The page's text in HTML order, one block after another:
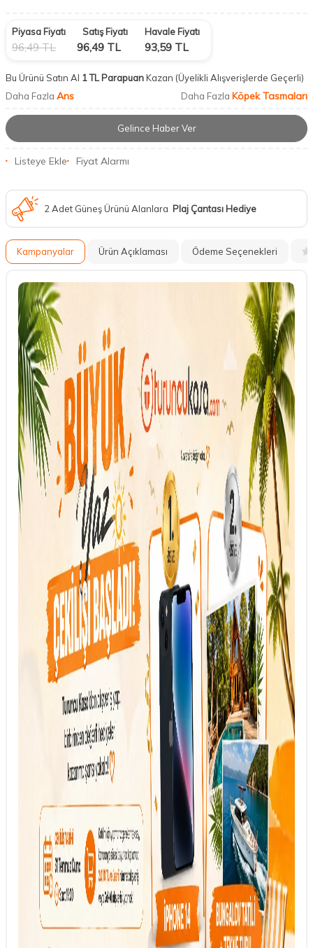
Piyasa Fiyatı
96,49TL
Satış Fiyatı
96,49 TL
Havale Fiyatı
93,59 TL
Bu Ürünü Satın Al 1 TL ParapuanKazan (Üyelikli Alışverişlerde Geçerli)
Daha Fazla Ans Daha Fazla Köpek Tasmaları
Gelince Haber Ver
Listeye Ekle Fiyat Alarmı
2 Adet Güneş Ürünü Alanlara Plaj Çantası Hediye
Kampanyalar Ürün Açıklaması Ödeme Seçenekleri